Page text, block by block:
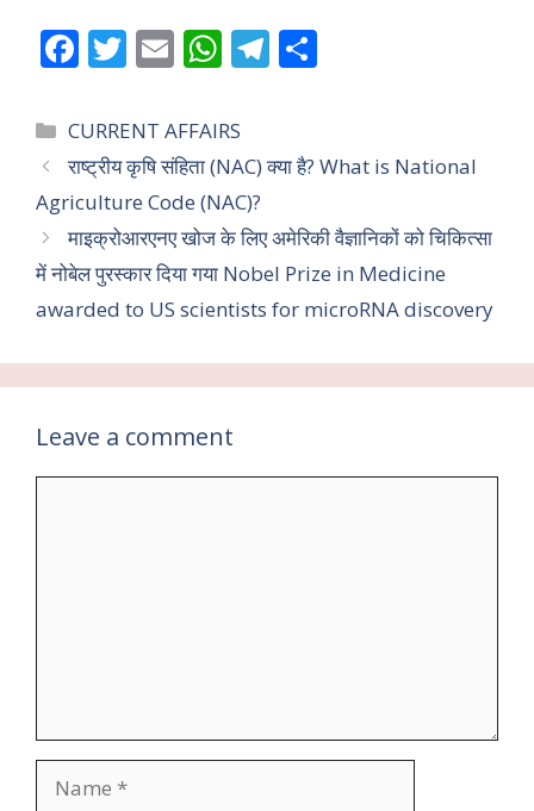
F
e
b
o
o
k
T
itt
er
E
ai
l
W
at
s
A
p
p
T
gr
m
e
Categories
CURRENT AFFAIRS
राष्ट्रीय कृषि संहिता (NAC) क्या है? What is National
Agriculture Code (NAC)?
माइक्रोआरएनए खोज के लिए अमेरिकी वैज्ञानिकों को चिकित्सा
में नोबेल पुरस्कार दिया गया Nobel Prize in Medicine
awarded to US scientists for microRNA discovery
Leave a comment